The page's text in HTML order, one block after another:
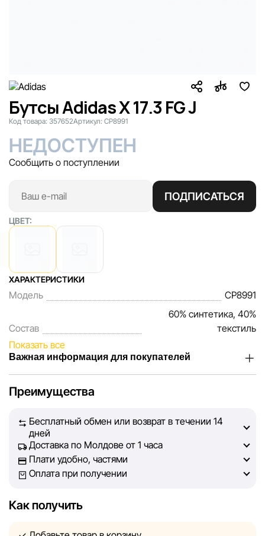
Бутсы Adidas X 17.3 FG J
Код товара: 357652Артикул: CP8991
НЕДОСТУПЕН
Сообщить о поступлении
ПОДПИСАТЬСЯ
ЦВЕТ:
ХАРАКТЕРИСТИКИ
Модель CP8991
Состав
60% синтетика, 40%
текстиль
Показать все
Важная информация для покупателей
наших покупателей. Каждый день мы работаем над тем,
на сайте, была максимально полной, объективной и
актуальной. Наша цель — обеспечить вас достоверной
информацией, чтобы вы смогли принять лучшее
решение о покупке.
не может гарантировать абсолютную точность всех
Преимущества
Бесплатный обмен или возврат в течении 14
дней
Доставка по Молдове от 1 часа
Плати удобно, частями
Оплата при получении
Как получить